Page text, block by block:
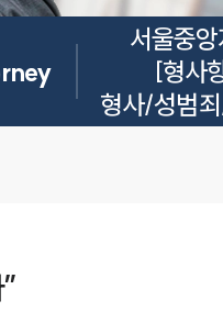
서울중
[형사
형사/성범